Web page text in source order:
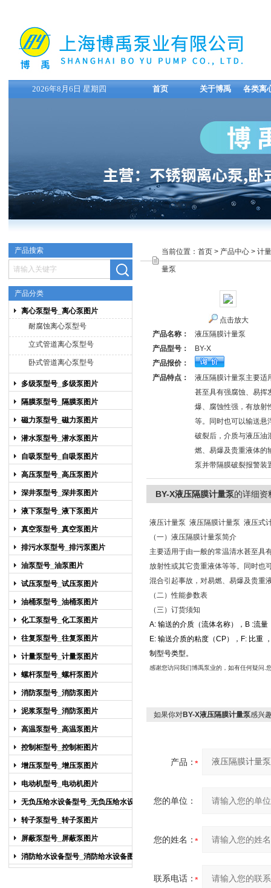
上海博禹泵业有限公司
2026年8月6日 星期四 首页 关于博禹 各类离
产品搜索
产品分类
离心泵型号_离心泵图片
耐腐蚀离心泵型号
立式管道离心泵型号
卧式管道离心泵型号
多级泵型号_多级泵图片
隔膜泵型号_隔膜泵图片
磁力泵型号_磁力泵图片
潜水泵型号_潜水泵图片
自吸泵型号_自吸泵图片
高压泵型号_高压泵图片
深井泵型号_深井泵图片
液下泵型号_液下泵图片
真空泵型号_真空泵图片
排污水泵型号_排污泵图片
油泵型号_油泵图片
试压泵型号_试压泵图片
油桶泵型号_油桶泵图片
化工泵型号_化工泵图片
往复泵型号_往复泵图片
计量泵型号_计量泵图片
螺杆泵型号_螺杆泵图片
消防泵型号_消防泵图片
泥浆泵型号_消防泵图片
高温泵型号_高温泵图片
控制柜型号_控制柜图片
增压泵型号_增压泵图片
电动机型号_电动机图片
无负压给水设备型号_无负压给水设备
图片
转子泵型号_转子泵图片
屏蔽泵型号_屏蔽泵图片
消防给水设备型号_消防给水设备图片
当前位置： 首页 > 产品中心 > 计
量泵
点击放大
产品名称：
液压隔膜计量泵
产品型号：
BY-X
产品报价：
产品特点：
液压隔膜计量泵主要适
甚至具有强腐蚀、易挥
爆、腐蚀性强，有放射
等。同时也可以输送悬
破裂后，介质与液压油
燃、易爆及贵重液体的
泵并带隔膜破裂报警装
BY-X液压隔膜计量泵的详细资
液压计量泵 液压隔膜计量泵 液压式
（一）液压隔膜计量泵简介
主要适用于由一般的常温清水甚至具
放射性或其它贵重液体等等。同时也
混合引起事故，对易燃、易爆及贵重
（二）性能
（三）订货须知
A: 输送的介质（流体名称），B :流量
E: 输送介质的粘度（CP），F: 比重
制型号类型。
感谢您访问我们博禹泵业的， 如有任何疑问.
如果你对BY-X液压隔膜计量泵感兴
产品：
您的单位：
您的姓名：
联系电话：